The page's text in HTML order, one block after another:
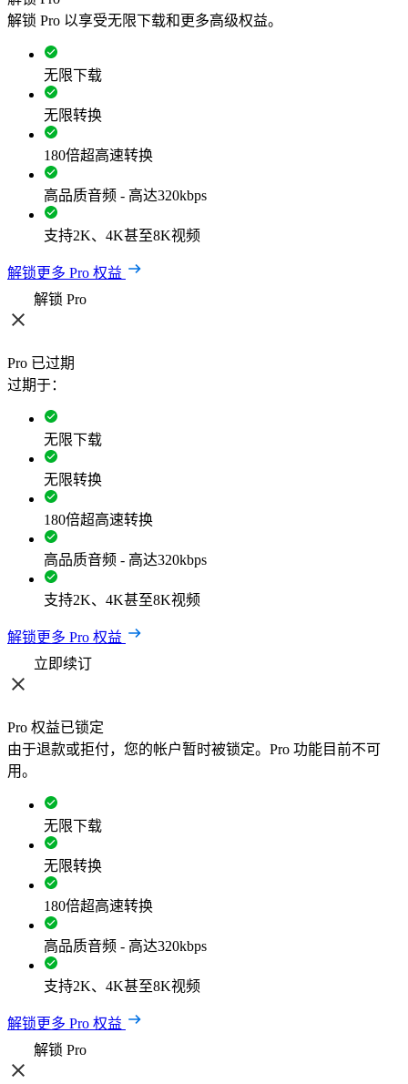
解锁 Pro 以享受无限下载和更多高级权益。
无限下载
无限转换
180倍超高速转换
高品质音频 - 高达320kbps
支持2K、4K甚至8K视频
解锁更多 Pro 权益
解锁 Pro
Pro 已过期
过期于：
无限下载
无限转换
180倍超高速转换
高品质音频 - 高达320kbps
支持2K、4K甚至8K视频
解锁更多 Pro 权益
立即续订
Pro 权益已锁定
由于退款或拒付，您的帐户暂时被锁定。Pro 功能目前不可
用。
无限下载
无限转换
180倍超高速转换
高品质音频 - 高达320kbps
支持2K、4K甚至8K视频
解锁更多 Pro 权益
解锁 Pro